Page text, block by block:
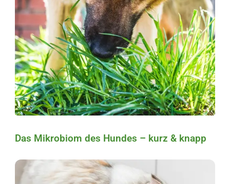
Das Mikrobiom des Hundes – kurz & knapp